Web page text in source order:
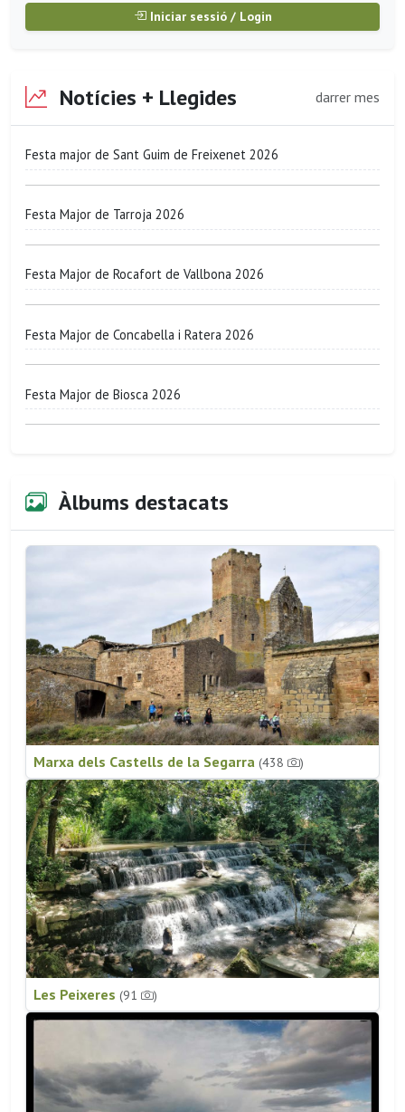
Iniciar sessió / Login
Notícies + Llegides darrer mes
Festa major de Sant Guim de Freixenet 2026
Festa Major de Tarroja 2026
Festa Major de Rocafort de Vallbona 2026
Festa Major de Concabella i Ratera 2026
Festa Major de Biosca 2026
Àlbums destacats
Marxa dels Castells de la Segarra (438 )
Les Peixeres (91 )